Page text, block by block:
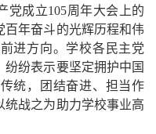
党成立105周年大会上的
百年奋斗的光辉历程和伟
进方向。学校各民主党
纷表示要坚定拥护中国
统，团结奋进、担当作
统战之为助力学校事业高